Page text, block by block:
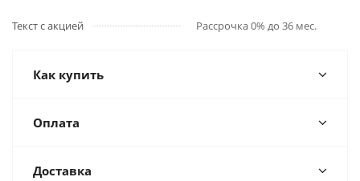
Текст с акцией Рассрочка 0% до 36 мес.
Как купить
Оплата
Доставка